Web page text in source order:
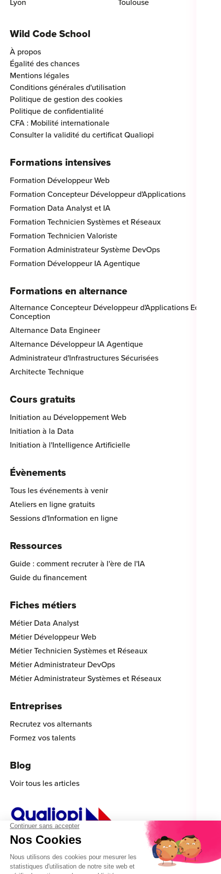
Lyon
Toulouse
Wild Code School
À propos
Égalité des chances
Mentions légales
Conditions générales d'utilisation
Politique de gestion des cookies
Politique de confidentialité
CFA : Mobilité internationale
Consulter la validité du certificat Qualiopi
Formations intensives
Formation Développeur Web
Formation Concepteur Développeur d'Applications
Formation Data Analyst et IA
Formation Technicien Systèmes et Réseaux
Formation Technicien Valoriste
Formation Administrateur Système DevOps
Formation Développeur IA Agentique
Formations en alternance
Alternance Concepteur Développeur d'Applications Eco-
Conception
Alternance Data Engineer
Alternance Développeur IA Agentique
Administrateur d'Infrastructures Sécurisées
Architecte Technique
Cours gratuits
Initiation au Développement Web
Initiation à la Data
Initiation à l'Intelligence Artificielle
Évènements
Tous les événements à venir
Ateliers en ligne gratuits
Sessions d'Information en ligne
Ressources
Guide : comment recruter à l'ère de l'IA
Guide du financement
Fiches métiers
Métier Data Analyst
Métier Développeur Web
Métier Technicien Systèmes et Réseaux
Métier Administrateur DevOps
Métier Administrateur Systèmes et Réseaux
Entreprises
Recrutez vos alternants
Formez vos talents
Blog
Voir tous les articles